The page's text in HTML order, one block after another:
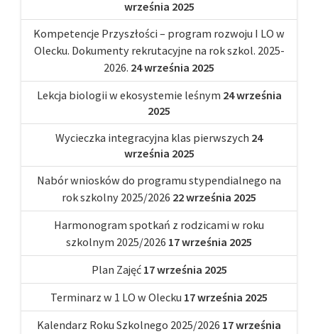
września 2025
Kompetencje Przyszłości – program rozwoju I LO w
Olecku. Dokumenty rekrutacyjne na rok szkol. 2025-
2026. 24 września 2025
Lekcja biologii w ekosystemie leśnym 24 września
2025
Wycieczka integracyjna klas pierwszych 24
września 2025
Nabór wniosków do programu stypendialnego na
rok szkolny 2025/2026 22 września 2025
Harmonogram spotkań z rodzicami w roku
szkolnym 2025/2026 17 września 2025
Plan Zajęć 17 września 2025
Terminarz w 1 LO w Olecku 17 września 2025
Kalendarz Roku Szkolnego 2025/2026 17 września